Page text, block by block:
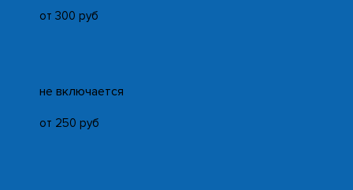
от 300 руб
не включается
от 250 руб